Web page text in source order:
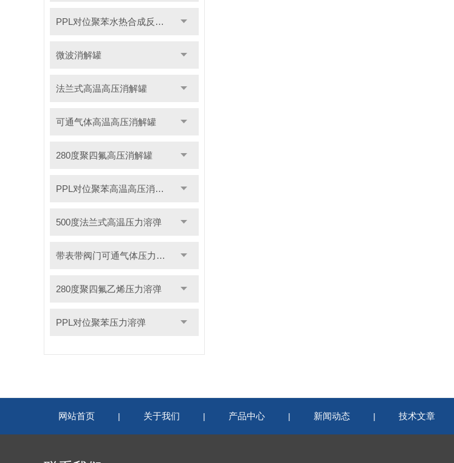
PPL对位聚苯水热合成反应釜
微波消解罐
法兰式高温高压消解罐
可通气体高温高压消解罐
280度聚四氟高压消解罐
PPL对位聚苯高温高压消解罐
500度法兰式高温压力溶弹
带表带阀门可通气体压力溶弹
280度聚四氟乙烯压力溶弹
PPL对位聚苯压力溶弹
网站首页 | 关于我们 | 产品中心 | 新闻动态 | 技术文章